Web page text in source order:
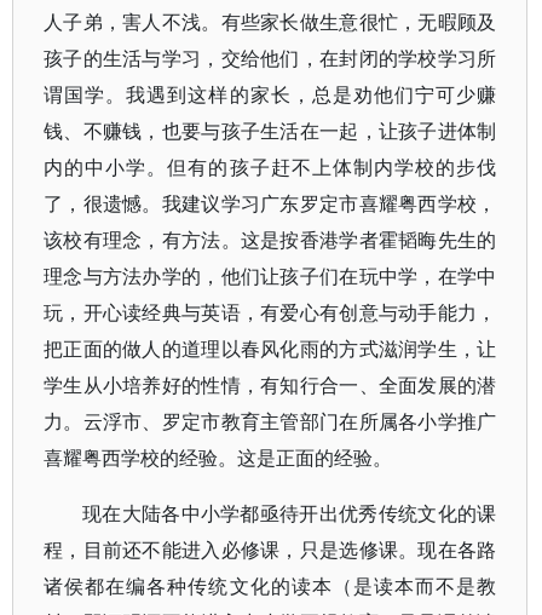
人子弟，害人不浅。有些家长做生意很忙，无暇顾及
孩子的生活与学习，交给他们，在封闭的学校学习所
谓国学。我遇到这样的家长，总是劝他们宁可少赚
钱、不赚钱，也要与孩子生活在一起，让孩子进体制
内的中小学。但有的孩子赶不上体制内学校的步伐
了，很遗憾。我建议学习广东罗定市喜耀粤西学校，
该校有理念，有方法。这是按香港学者霍韬晦先生的
理念与方法办学的，他们让孩子们在玩中学，在学中
玩，开心读经典与英语，有爱心有创意与动手能力，
把正面的做人的道理以春风化雨的方式滋润学生，让
学生从小培养好的性情，有知行合一、全面发展的潜
力。云浮市、罗定市教育主管部门在所属各小学推广
喜耀粤西学校的经验。这是正面的经验。
现在大陆各中小学都亟待开出优秀传统文化的课
程，目前还不能进入必修课，只是选修课。现在各路
诸侯都在编各种传统文化的读本（是读本而不是教